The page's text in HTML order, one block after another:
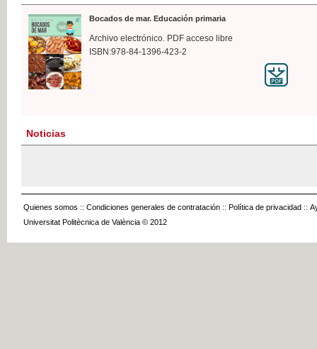
Bocados de mar. Educación primaria
Archivo electrónico. PDF acceso libre
ISBN:978-84-1396-423-2
Noticias
Quienes somos :: Condiciones generales de contratación :: Política de privacidad ::
Universitat Politècnica de València © 2012